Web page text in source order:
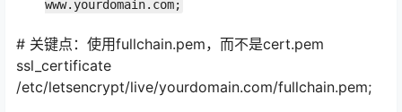
www.yourdomain.com;
# 关键点：使用fullchain.pem，而不是cert.pem
ssl_certificate
/etc/letsencrypt/live/yourdomain.com/fullchain.pem;